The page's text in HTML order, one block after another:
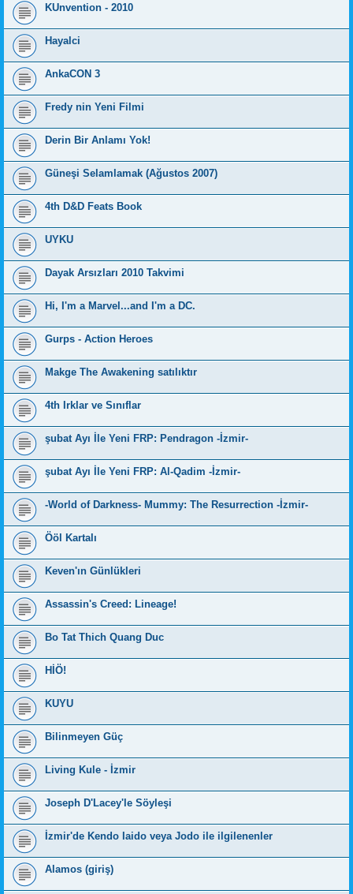
KUnvention - 2010
Hayalci
AnkaCON 3
Fredy nin Yeni Filmi
Derin Bir Anlamı Yok!
Güneşi Selamlamak (Ağustos 2007)
4th D&D Feats Book
UYKU
Dayak Arsızları 2010 Takvimi
Hi, I'm a Marvel...and I'm a DC.
Gurps - Action Heroes
Makge The Awakening satılıktır
4th Irklar ve Sınıflar
şubat Ayı İle Yeni FRP: Pendragon -İzmir-
şubat Ayı İle Yeni FRP: Al-Qadim -İzmir-
-World of Darkness- Mummy: The Resurrection -İzmir-
Ööl Kartalı
Keven'ın Günlükleri
Assassin's Creed: Lineage!
Bo Tat Thich Quang Duc
HİÖ!
KUYU
Bilinmeyen Güç
Living Kule - İzmir
Joseph D'Lacey'le Söyleşi
İzmir'de Kendo Iaido veya Jodo ile ilgilenenler
Alamos (giriş)